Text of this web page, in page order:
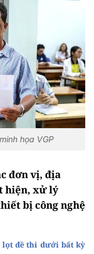
họa VGP
đơn vị, địa
hiện, xử lý
bị công nghệ
lọt đề thi dưới bất kỳ